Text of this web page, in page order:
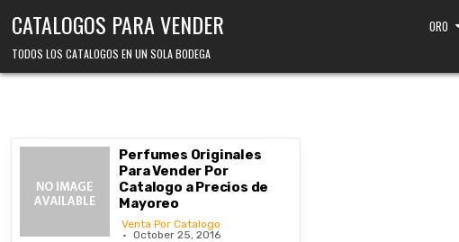
CATALOGOS PARA VENDER
TODOS LOS CATALOGOS EN UN SOLA BODEGA
ORO
Perfumes Originales
Para Vender Por
Catalogo a Precios de
Mayoreo
Venta Por Catalogo
October 25, 2016